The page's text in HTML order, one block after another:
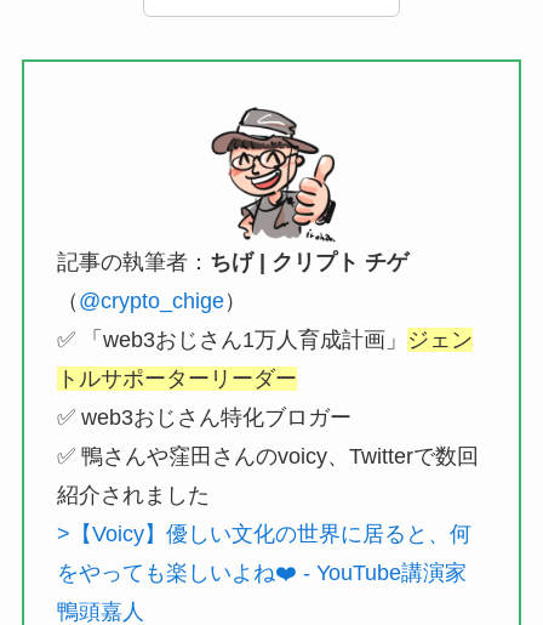
記事の執筆者： ちげ | クリプト チゲ
（ @crypto_chige）
✅ 「web3おじさん1万人育成計画」 ジェン
トルサポーターリーダー
✅ web3おじさん特化ブロガー
✅ 鴨さんや窪田さんのvoicy、Twitterで数回
紹介されました
>【Voicy】優しい文化の世界に居ると、何
をやっても楽しいよね❤️ - YouTube講演家
鴨頭嘉人